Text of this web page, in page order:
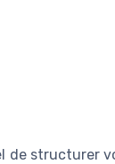
de structurer